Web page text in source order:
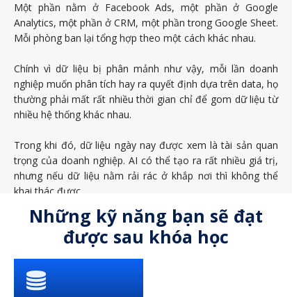
Một phần nằm ở Facebook Ads, một phần ở Google
Analytics, một phần ở CRM, một phần trong Google Sheet.
Mỗi phòng ban lại tổng hợp theo một cách khác nhau.
Chính vì dữ liệu bị phân mảnh như vậy, mỗi lần doanh
nghiệp muốn phân tích hay ra quyết định dựa trên data, họ
thường phải mất rất nhiều thời gian chỉ để gom dữ liệu từ
nhiều hệ thống khác nhau.
Trong khi đó, dữ liệu ngày nay được xem là tài sản quan
trọng của doanh nghiệp. AI có thể tạo ra rất nhiều giá trị,
nhưng nếu dữ liệu nằm rải rác ở khắp nơi thì không thể
khai thác được.
Những kỹ năng bạn sẽ đạt
được sau khóa học